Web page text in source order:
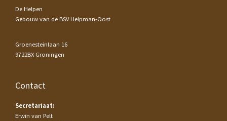
De Helpen
Gebouw van de BSV Helpman-Oost
Groenesteinlaan 16
9722BX Groningen
Contact
Secretariaat:
Erwin van Pelt